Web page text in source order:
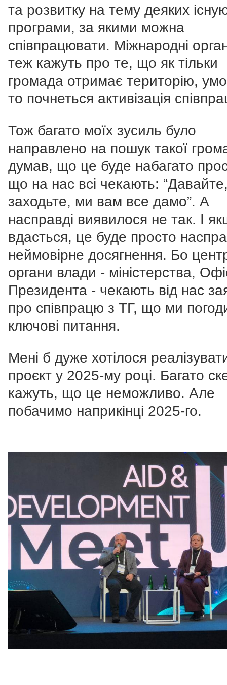
та розвитку на тему деяких
програми, за якими можна
співпрацювати. Міжнародні
теж кажуть про те, що як тільки
громада отримає територію,
то почнеться активізація
Тож багато моїх зусиль було
направлено на пошук такої
думав, що це буде набагато
що на нас всі чекають:
заходьте, ми вам все дамо”. А
насправді виявилося не так. І
вдасться, це буде просто
неймовірне досягнення. Бо
органи влади - міністерства,
Президента - чекають від нас
про співпрацю з ТГ, що ми
ключові питання.
Мені б дуже хотілося
проєкт у 2025-му році. Багато
кажуть, що це неможливо. Але
побачимо наприкінці 2025-го.